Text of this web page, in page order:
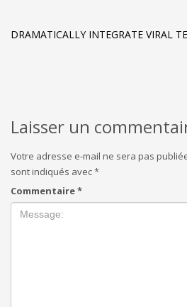
DRAMATICALLY INTEGRATE VIRAL
Laisser un
Votre adresse e-mail ne sera pas
sont indiqués avec*
Commentaire*